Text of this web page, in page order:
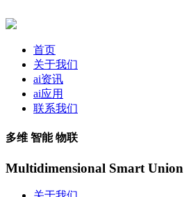
首页
关于我们
ai资讯
ai应用
联系我们
多维 智能 物联
Multidimensional Smart Union